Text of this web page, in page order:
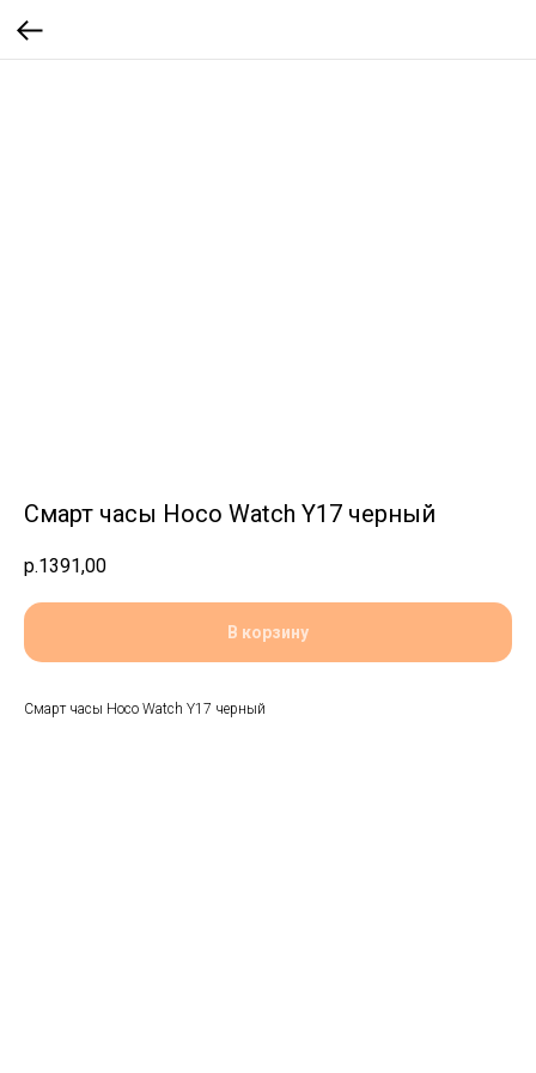
Смарт часы Hoco Watch Y17 черный
р.1391,00
В корзину
Смарт часы Hoco Watch Y17 черный